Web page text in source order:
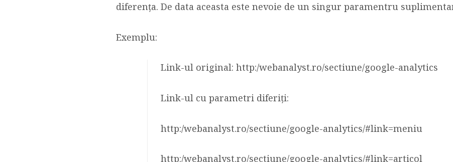
diferența. De data aceasta este nevoie de un singur paramentru
Exemplu:
Link-ul original: http:/webanalyst.ro/sectiune/google-analytics
Link-ul cu parametri diferiți:
http:/webanalyst.ro/sectiune/google-analytics/#link=meniu
http:/webanalyst.ro/sectiune/google-analytics/#link=articol